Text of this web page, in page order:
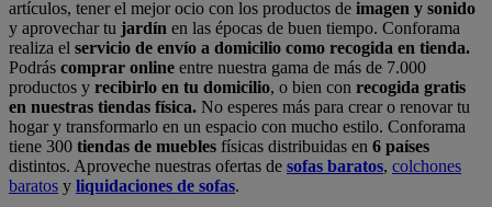
artículos, tener el mejor ocio con los productos de imagen y sonido
y aprovechar tu jardín en las épocas de buen tiempo. Conforama
realiza el servicio de envío a domicilio como recogida en tienda.
Podrás comprar online entre nuestra gama de más de 7.000
productos y recibirlo en tu domicilio, o bien con recogida gratis
en nuestras tiendas física. No esperes más para crear o renovar tu
hogar y transformarlo en un espacio con mucho estilo. Conforama
tiene 300 tiendas de muebles físicas distribuidas en 6 países
distintos. Aproveche nuestras ofertas de sofas baratos, colchones
baratos y liquidaciones de sofas.